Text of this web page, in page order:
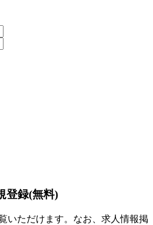
登録(無料)
いただけます。なお、求人情報掲